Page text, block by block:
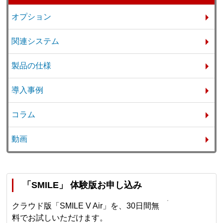
オプション
関連システム
製品の仕様
導入事例
コラム
動画
「SMILE」 体験版お申し込み
クラウド版「SMILE V Air」を、30日間無
料でお試しいただけます。